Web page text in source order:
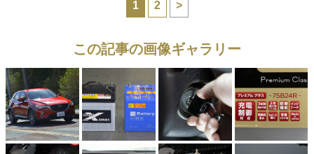
1 2 >
この記事の画像ギャラリー